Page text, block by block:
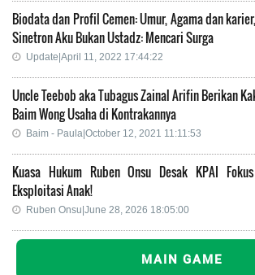
Biodata dan Profil Cemen: Umur, Agama dan
Sinetron Aku Bukan Ustadz: Mencari Surga
Update|April 11, 2022 17:44:22
Uncle Teebob aka Tubagus Zainal Arifin Berikan
Baim Wong Usaha di Kontrakannya
Baim - Paula|October 12, 2021 11:11:53
Kuasa Hukum Ruben Onsu Desak KPAI
Eksploitasi Anak!
Ruben Onsu|June 28, 2026 18:05:00
MAIN GAME